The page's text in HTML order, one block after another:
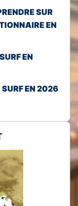
SUR
EN
EN
EN 2026